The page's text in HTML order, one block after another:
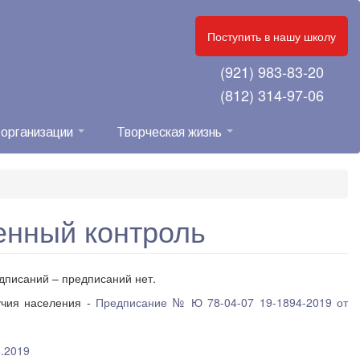
Поступить в нашу школу
(921) 983-83-20
(812) 314-97-06
Творческая жизнь
контроль
– предписаний нет.
населения - Предписание № Ю 78-04-07 19-1894-2019 от